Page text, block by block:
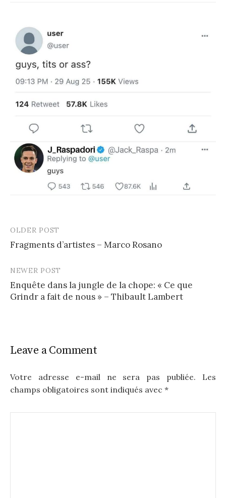
Post
navigation
OLDER POST
Fragments d’artistes – Marco Rosano
NEWER POST
Enquête dans la jungle de la chope: « Ce que
Grindr a fait de nous » – Thibault Lambert
Leave a Comment
Votre adresse e-mail ne sera pas publiée.
Les
champs obligatoires sont indiqués avec *